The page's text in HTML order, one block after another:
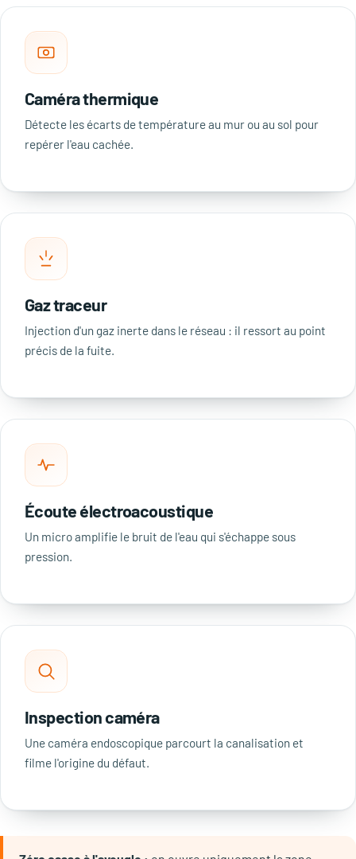
Caméra thermique
Détecte les écarts de température au mur ou au sol pour
repérer l'eau cachée.
Gaz traceur
Injection d'un gaz inerte dans le réseau : il ressort au point
précis de la fuite.
Écoute électroacoustique
Un micro amplifie le bruit de l'eau qui s'échappe sous
pression.
Inspection caméra
Une caméra endoscopique parcourt la canalisation et
filme l'origine du défaut.